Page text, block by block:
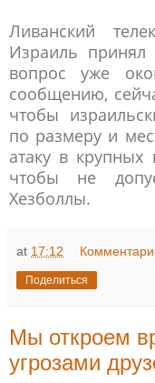
Ливанский
Израиль
вопрос уже
сообщению,
чтобы
по размеру и
атаку в крупных
чтобы не
Хезболлы.
at 17:12
Поделиться
Мы откроем
угрозами